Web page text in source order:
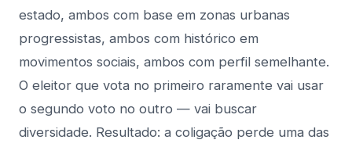
estado, ambos com base em zonas urbanas
progressistas, ambos com histórico em
movimentos sociais, ambos com perfil semelhante.
O eleitor que vota no primeiro raramente vai usar
o segundo voto no outro — vai buscar
diversidade. Resultado: a coligação perde uma das